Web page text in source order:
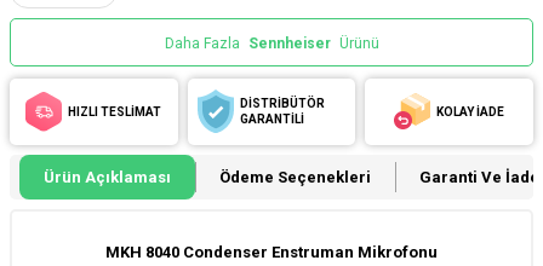
Daha Fazla Sennheiser Ürünü
HIZLI TESLİMAT
DİSTRİBÜTÖR
GARANTİLİ
KOLAY İADE
Ürün Açıklaması Ödeme Seçenekleri Garanti Ve İade
MKH 8040 Condenser Enstruman Mikrofonu